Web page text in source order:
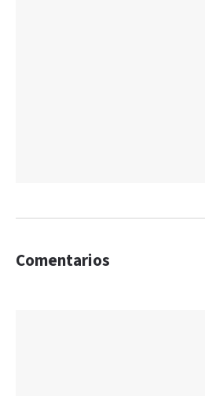
Comentarios